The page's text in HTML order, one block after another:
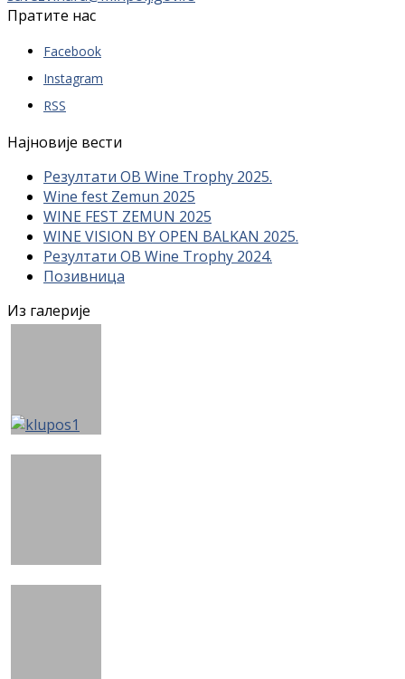
Пратите нас
Facebook
Instagram
RSS
Најновије вести
Резултати OB Wine Trophy 2025.
Wine fest Zemun 2025
WINE FEST ZEMUN 2025
WINE VISION BY OPEN BALKAN 2025.
Резултати OB Wine Trophy 2024.
Позивница
Из галерије